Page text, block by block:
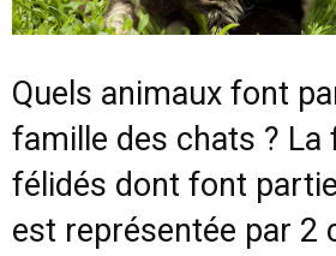
Quels animaux font
famille des chats ? La
félidés dont font
est représentée par 2